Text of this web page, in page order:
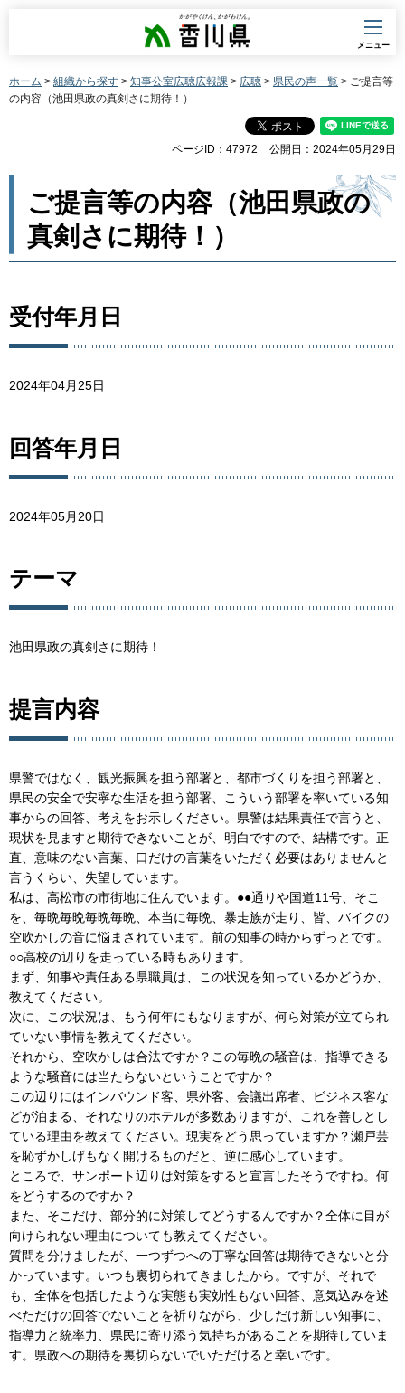
香川県
メニュー
ホーム > 組織から探す > 知事公室広聴広報課 > 広聴 > 県民の声一覧 > ご提言等
の内容（池田県政の真剣さに期待！）
ページID：47972 公開日：2024年05月29日
ご提言等の内容（池田県政の
真剣さに期待！）
受付年月日
2024年04月25日
回答年月日
2024年05月20日
テーマ
池田県政の真剣さに期待！
提言内容
県警ではなく、観光振興を担う部署と、都市づくりを担う部署と、
県民の安全で安寧な生活を担う部署、こういう部署を率いている知
事からの回答、考えをお示しください。県警は結果責任で言うと、
現状を見ますと期待できないことが、明白ですので、結構です。正
直、意味のない言葉、口だけの言葉をいただく必要はありませんと
言うくらい、失望しています。
私は、高松市の市街地に住んでいます。●●通りや国道11号、そこ
を、毎晩毎晩毎晩毎晩、本当に毎晩、暴走族が走り、皆、バイクの
空吹かしの音に悩まされています。前の知事の時からずっとです。
○○高校の辺りを走っている時もあります。
まず、知事や責任ある県職員は、この状況を知っているかどうか、
教えてください。
次に、この状況は、もう何年にもなりますが、何ら対策が立てられ
ていない事情を教えてください。
それから、空吹かしは合法ですか？この毎晩の騒音は、指導できる
ような騒音には当たらないということですか？
この辺りにはインバウンド客、県外客、会議出席者、ビジネス客な
どが泊まる、それなりのホテルが多数ありますが、これを善しとし
ている理由を教えてください。現実をどう思っていますか？瀬戸芸
を恥ずかしげもなく開けるものだと、逆に感心しています。
ところで、サンポート辺りは対策をすると宣言したそうですね。何
をどうするのですか？
また、そこだけ、部分的に対策してどうするんですか？全体に目が
向けられない理由についても教えてください。
質問を分けましたが、一つずつへの丁寧な回答は期待できないと分
かっています。いつも裏切られてきましたから。ですが、それで
も、全体を包括したような実態も実効性もない回答、意気込みを述
べただけの回答でないことを祈りながら、少しだけ新しい知事に、
指導力と統率力、県民に寄り添う気持ちがあることを期待していま
す。県政への期待を裏切らないでいただけると幸いです。